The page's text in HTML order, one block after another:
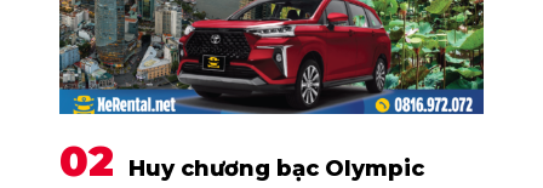
Huy chương bạc Olympic